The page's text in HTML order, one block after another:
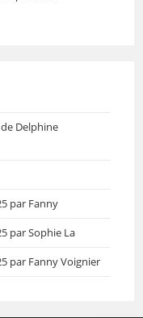
Delphine
par Fanny
par Sophie La
par Fanny Voignier